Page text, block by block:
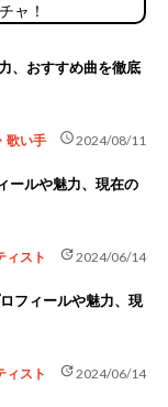
ャ！
、おすすめ曲を徹底
歌い手 schedule2024/08/11
ールや魅力、現在の
ィスト update2024/06/14
フィールや魅力、現
ィスト update2024/06/14